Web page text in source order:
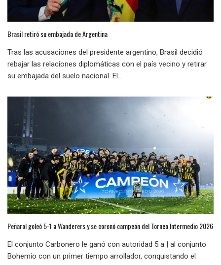
Brasil retiró su embajada de Argentina
Tras las acusaciones del presidente argentino, Brasil decidió
rebajar las relaciones diplomáticas con el país vecino y retirar
su embajada del suelo nacional. El...
Peñarol goleó 5-1 a Wanderers y se coronó campeón del Torneo Intermedio 2026
El conjunto Carbonero le ganó con autoridad 5 a | al conjunto
Bohemio con un primer tiempo arrollador, conquistando el